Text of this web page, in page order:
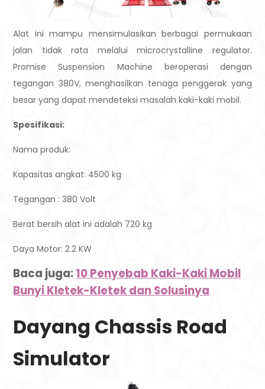
Alat ini mampu mensimulasikan berbagai permukaan
jalan tidak rata melalui microcrystalline regulator.
Promise Suspension Machine beroperasi dengan
tegangan 380V, menghasilkan tenaga penggerak yang
besar yang dapat mendeteksi masalah kaki-kaki mobil.
Spesifikasi:
Nama produk:
Kapasitas angkat: 4500 kg
Tegangan : 380 Volt
Berat bersih alat ini adalah 720 kg
Daya Motor: 2.2 KW
Baca juga:10 Penyebab Kaki-Kaki Mobil
Bunyi Kletek-Kletek dan Solusinya
Dayang Chassis Road
Simulator